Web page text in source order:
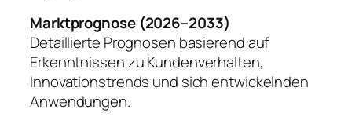
Marktprognose (2026–2033)
Detaillierte Prognosen basierend auf
Erkenntnissen zu Kundenverhalten,
Innovationstrends und sich entwickelnden
Anwendungen.